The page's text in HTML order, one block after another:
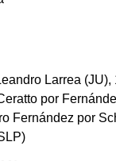
Larrea (JU),
por
Fernández por